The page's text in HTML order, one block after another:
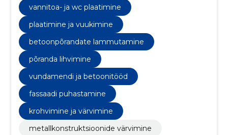
siseviimistlustööd ja parketipaigaldus. Meie
professionaalne tiim tagab tipptasemel töö ja
klientide rahulolu.
vannitoa- ja wc plaatimine
plaatimine ja vuukimine
betoonpõrandate lammutamine
põranda lihvimine
vundamendi ja betoonitööd
fassaadi puhastamine
krohvimine ja värvimine
metallkonstruktsioonide värvimine